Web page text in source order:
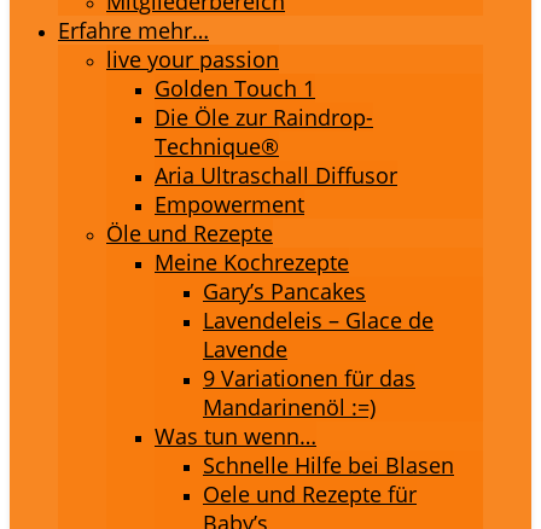
Erfahre mehr…
live your passion
Golden Touch 1
Die Öle zur Raindrop-
Technique®
Aria Ultraschall Diffusor
Empowerment
Öle und Rezepte
Meine Kochrezepte
Gary’s Pancakes
Lavendeleis – Glace de
Lavende
9 Variationen für das
Mandarinenöl :=)
Was tun wenn…
Schnelle Hilfe bei Blasen
Oele und Rezepte für
Baby’s